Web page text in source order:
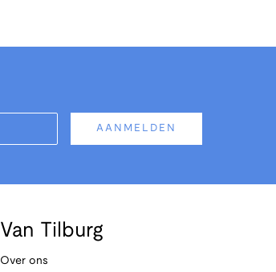
AANMELDEN
Van Tilburg
Over ons